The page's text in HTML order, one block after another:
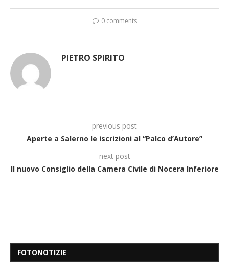
0 comments
PIETRO SPIRITO
previous post
Aperte a Salerno le iscrizioni al “Palco d’Autore”
next post
Il nuovo Consiglio della Camera Civile di Nocera Inferiore
FOTONOTIZIE